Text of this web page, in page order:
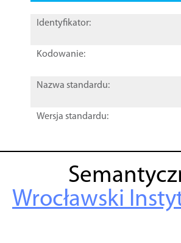
Identyfikator:
Kodowanie:
Nazwa standardu:
Wersja standardu:
Wrocławski